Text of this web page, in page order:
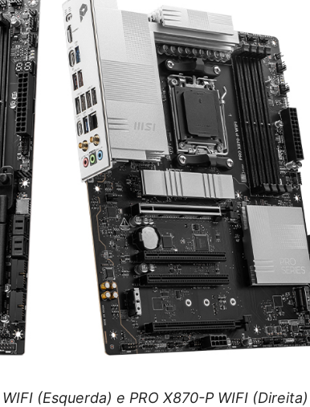
(Esquerda) e PRO X870-P WIFI (Direita)